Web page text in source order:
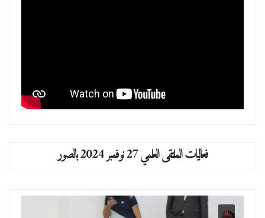
فعاليات الملتقى العلمي 27 نوفمبر 2024 بالصور